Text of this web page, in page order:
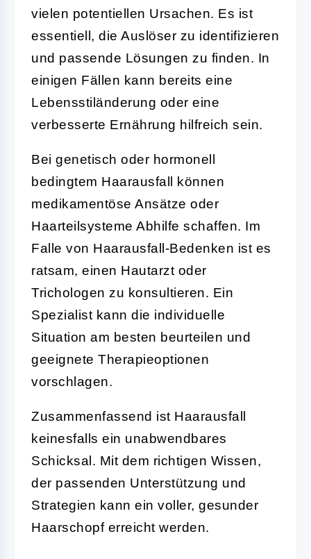
vielen potentiellen Ursachen. Es ist
essentiell, die Auslöser zu identifizieren
und passende Lösungen zu finden. In
einigen Fällen kann bereits eine
Lebensstiländerung oder eine
verbesserte Ernährung hilfreich sein.
Bei genetisch oder hormonell
bedingtem Haarausfall können
medikamentöse Ansätze oder
Haarteilsysteme Abhilfe schaffen. Im
Falle von Haarausfall-Bedenken ist es
ratsam, einen Hautarzt oder
Trichologen zu konsultieren. Ein
Spezialist kann die individuelle
Situation am besten beurteilen und
geeignete Therapieoptionen
vorschlagen.
Zusammenfassend ist Haarausfall
keinesfalls ein unabwendbares
Schicksal. Mit dem richtigen Wissen,
der passenden Unterstützung und
Strategien kann ein voller, gesunder
Haarschopf erreicht werden.